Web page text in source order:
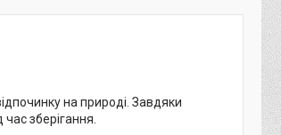
на природі. Завдяки
зберігання.